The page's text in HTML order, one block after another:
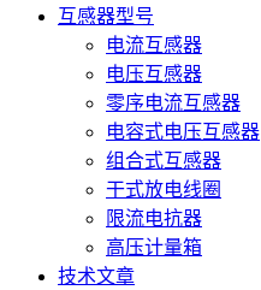
互感器型号
电流互感器
电压互感器
零序电流互感器
电容式电压互感器
组合式互感器
干式放电线圈
限流电抗器
高压计量箱
技术文章